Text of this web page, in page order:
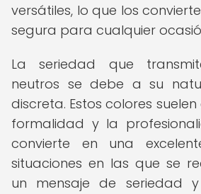
versátiles, lo que los
segura para cualquier
La seriedad que
neutros se debe a su
discreta. Estos colores
formalidad y la
convierte en una
situaciones en las que se
un mensaje de seriedad